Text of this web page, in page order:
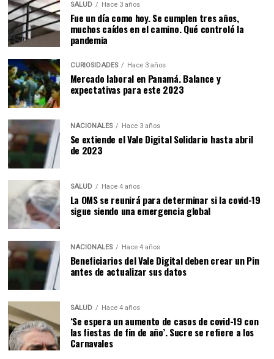
SALUD Hace 3 años
Fue un día como hoy. Se cumplen tres años,
muchos caídos en el camino. Qué controló la
pandemia
CURIOSIDADES Hace 3 años
Mercado laboral en Panamá. Balance y
expectativas para este 2023
NACIONALES Hace 3 años
Se extiende el Vale Digital Solidario hasta abril
de 2023
SALUD Hace 4 años
La OMS se reunirá para determinar si la covid-19
sigue siendo una emergencia global
NACIONALES Hace 4 años
Beneficiarios del Vale Digital deben crear un Pin
antes de actualizar sus datos
SALUD Hace 4 años
‘Se espera un aumento de casos de covid-19 con
las fiestas de fin de año’. Sucre se refiere a los
Carnavales